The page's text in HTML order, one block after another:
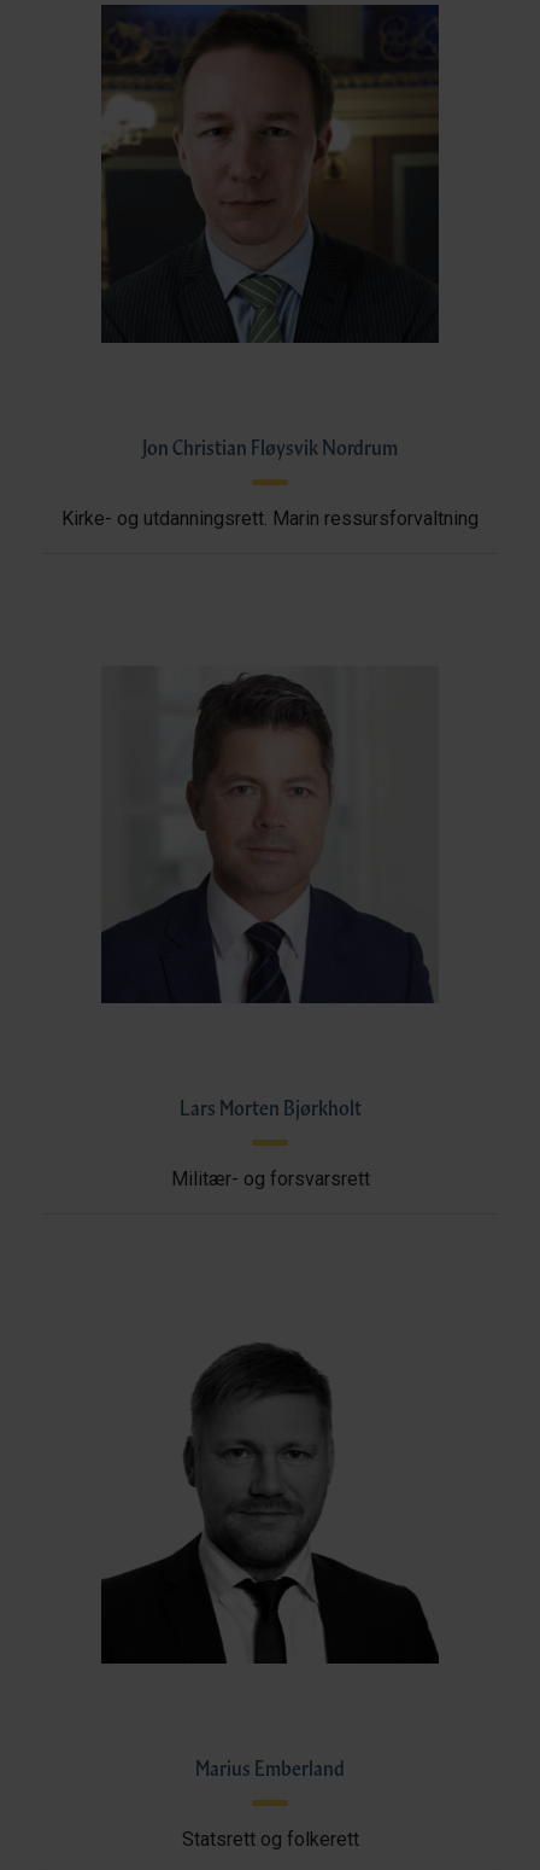
Jon Christian Fløysvik Nordrum
Kirke- og utdanningsrett. Marin ressursforvaltning
Lars Morten Bjørkholt
Militær- og forsvarsrett
Marius Emberland
Statsrett og folkerett